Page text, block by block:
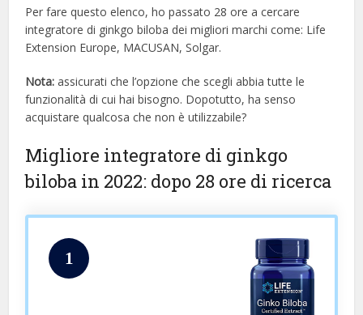
Per fare questo elenco, ho passato 28 ore a cercare
integratore di ginkgo biloba dei migliori marchi come: Life
Extension Europe, MACUSAN, Solgar.
Nota: assicurati che l’opzione che scegli abbia tutte le
funzionalità di cui hai bisogno. Dopotutto, ha senso
acquistare qualcosa che non è utilizzabile?
Migliore integratore di ginkgo
biloba in 2022: dopo 28 ore di ricerca
1